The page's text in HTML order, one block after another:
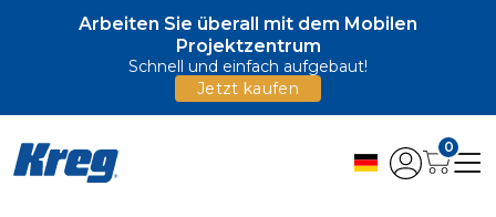
Arbeiten Sie überall mit dem Mobilen
Projektzentrum
Schnell und einfach aufgebaut!
Jetzt kaufen
0